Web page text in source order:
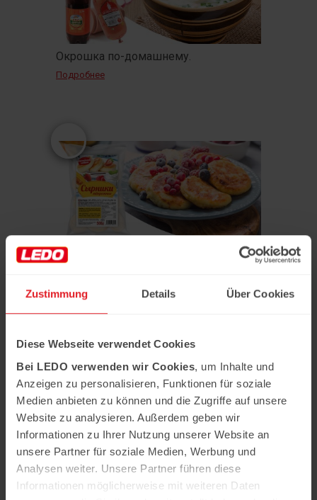
Zustimmung Details Über Cookies
Diese Webseite verwendet Cookies
Bei LEDO verwenden wir Cookies, um Inhalte und
Anzeigen zu personalisieren, Funktionen für soziale
Medien anbieten zu können und die Zugriffe auf unsere
Website zu analysieren. Außerdem geben wir
Informationen zu Ihrer Nutzung unserer Website an
unsere Partner für soziale Medien, Werbung und
Analysen weiter. Unsere Partner führen diese
Informationen möglicherweise mit weiteren Daten
Окрошка по-домашнему.
Подробнее
Творожные сырники
7ja Котлеты по-киевски